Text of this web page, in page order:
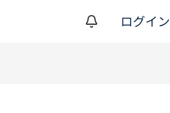
ライゼーションソリューション
ログイン